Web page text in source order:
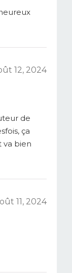
12, 2024
de
ça
va bien
11, 2024